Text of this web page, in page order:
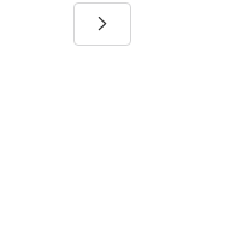
PDF téléchargeable,